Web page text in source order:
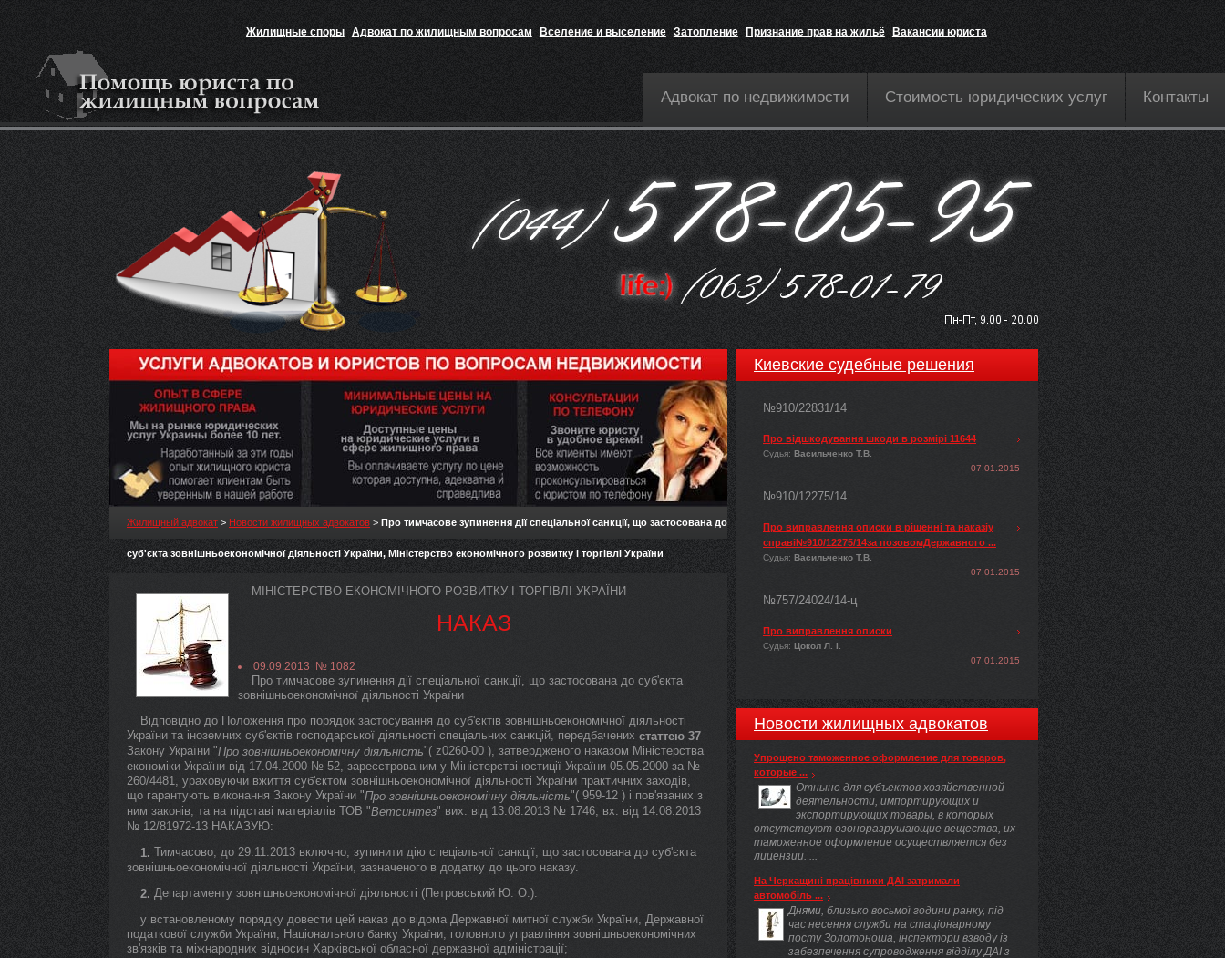
Жилищные споры Адвокат по жилищным вопросам Вселение и выселение Затопление Признание прав на жильё Вакансии юриста
Адвокат по недвижимости Стоимость юридических услуг Контакты
Жилищный адвокат > Новости жилищных адвокатов > Про тимчасове зупинення дії спеціальної санкції, що застосована до
суб'єкта зовнішньоекономічної діяльності України, Міністерство економічного розвитку і торгівлі України
МІНІСТЕРСТВО ЕКОНОМІЧНОГО РОЗВИТКУ І ТОРГІВЛІ УКРАЇНИ
НАКАЗ
09.09.2013 № 1082
Про тимчасове зупинення дії спеціальної санкції, що застосована до суб'єкта
зовнішньоекономічної діяльності України
Відповідно до Положення про порядок застосування до суб'єктів зовнішньоекономічної діяльності
України та іноземних суб'єктів господарської діяльності спеціальних санкцій, передбачених статтею 37
Закону України "Про зовнішньоекономічну діяльність"( z0260-00 ), затвердженого наказом Міністерства
економіки України від 17.04.2000 № 52, зареєстрованим у Міністерстві юстиції України 05.05.2000 за №
260/4481, ураховуючи вжиття суб'єктом зовнішньоекономічної діяльності України практичних заходів,
що гарантують виконання Закону України "Про зовнішньоекономічну діяльність"( 959-12 ) і пов'язаних з
ним законів, та на підставі матеріалів ТОВ "Ветсинтез" вих. від 13.08.2013 № 1746, вх. від 14.08.2013
№ 12/81972-13 НАКАЗУЮ:
1. Тимчасово, до 29.11.2013 включно, зупинити дію спеціальної санкції, що застосована до суб'єкта
зовнішньоекономічної діяльності України, зазначеного в додатку до цього наказу.
2. Департаменту зовнішньоекономічної діяльності (Петровський Ю. О.):
у встановленому порядку довести цей наказ до відома Державної митної служби України, Державної
податкової служби України, Національного банку України, головного управління зовнішньоекономічних
зв'язків та міжнародних відносин Харківської обласної державної адміністрації;
Киевские судебные решения
№910/22831/14
Про відшкодування шкоди в розмірі 11644
Судья: Васильченко Т.В.
07.01.2015
№910/12275/14
Про виправлення описки в рішенні та наказіу
справі№910/12275/14за позовомДержавного ...
Судья: Васильченко Т.В.
07.01.2015
№757/24024/14-ц
Про виправлення описки
Судья: Цокол Л. І.
07.01.2015
Новости жилищных адвокатов
Упрощено таможенное оформление для товаров,
которые ...
Отныне для субъектов хозяйственной
деятельности, импортирующих и
экспортирующих товары, в которых
отсутствуют озоноразрушающие вещества, их
таможенное оформление осуществляется без
лицензии. ...
На Черкащині працівники ДАІ затримали
автомобіль ...
Днями, близько восьмої години ранку, під
час несення служби на стаціонарному
посту Золотоноша, інспектори взводу із
забезпечення супроводження відділу ДАІ з